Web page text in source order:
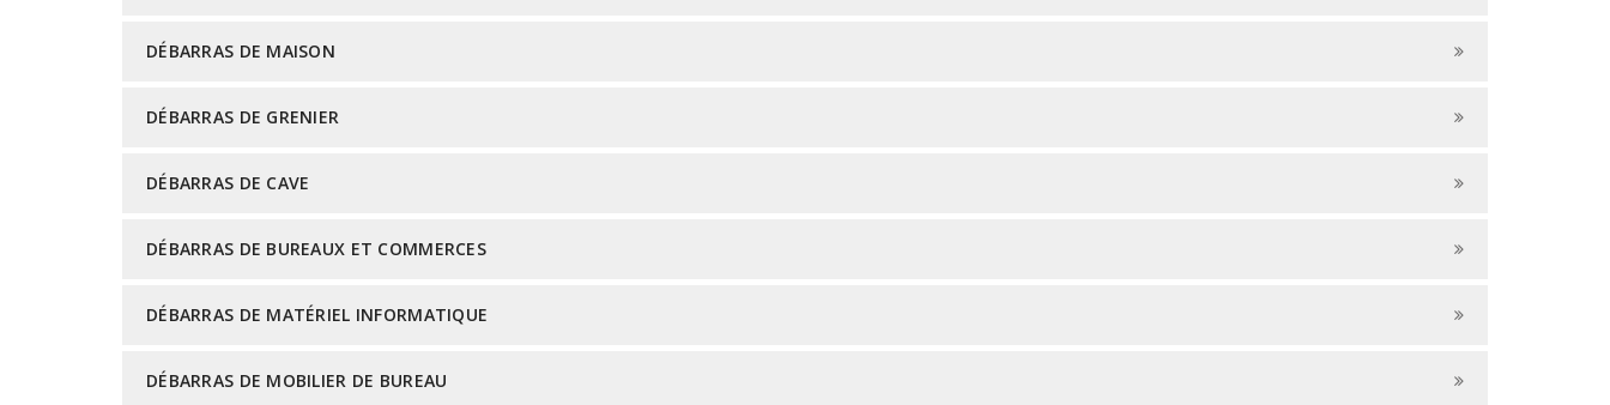
DÉBARRAS DE MAISON
DÉBARRAS DE GRENIER
DÉBARRAS DE CAVE
DÉBARRAS DE BUREAUX ET COMMERCES
DÉBARRAS DE MATÉRIEL INFORMATIQUE
DÉBARRAS DE MOBILIER DE BUREAU